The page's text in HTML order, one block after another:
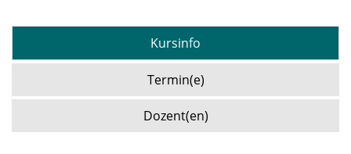
Kursinfo
Termin(e)
Dozent(en)